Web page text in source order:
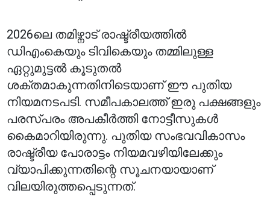
2026ലെ തമിഴ്നാട് രാഷ്ട്രീയത്തിൽ
ഡിഎംകെയും ടിവികെയും തമ്മിലുള്ള
ഏറ്റുമുട്ടൽ കൂടുതൽ
ശക്തമാകുന്നതിനിടെയാണ് ഈ പുതിയ
നിയമനടപടി. സമീപകാലത്ത് ഇരു പക്ഷങ്ങളും
പരസ്പരം അപകീർത്തി നോട്ടീസുകൾ
കൈമാറിയിരുന്നു. പുതിയ സംഭവവികാസം
രാഷ്ട്രീയ പോരാട്ടം നിയമവഴിയിലേക്കും
വ്യാപിക്കുന്നതിന്റെ സൂചനയായാണ്
വിലയിരുത്തപ്പെടുന്നത്.